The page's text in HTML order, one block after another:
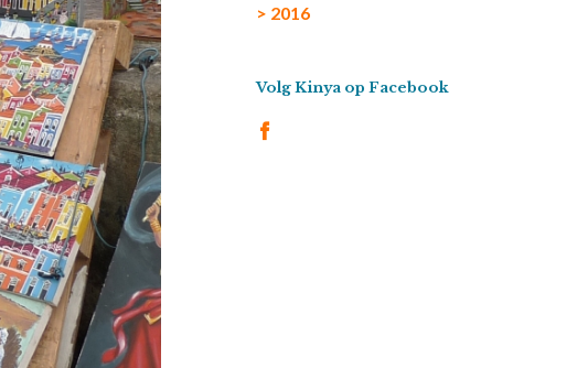
> 2016
Volg Kinya op Facebook